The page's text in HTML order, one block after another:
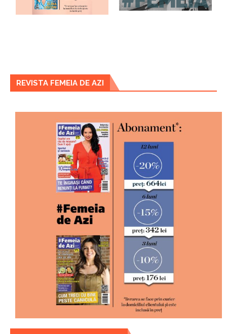
REVISTA FEMEIA DE AZI